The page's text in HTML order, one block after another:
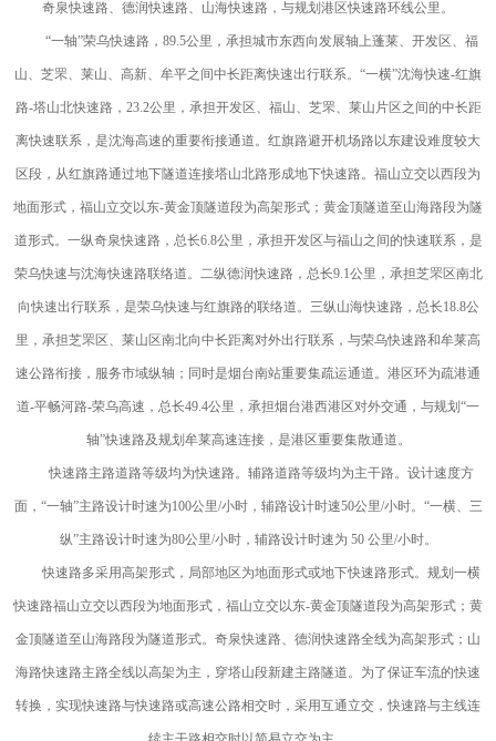
奇泉快速路、德润快速路、山海快速路，与规划港区快速路环线公里。
“一轴”荣乌快速路，89.5公里，承担城市东西向发展轴上蓬莱、开发区、福
山、芝罘、莱山、高新、牟平之间中长距离快速出行联系。“一横”沈海快速-红旗
路-塔山北快速路，23.2公里，承担开发区、福山、芝罘、莱山片区之间的中长距
离快速联系，是沈海高速的重要衔接通道。红旗路避开机场路以东建设难度较大
区段，从红旗路通过地下隧道连接塔山北路形成地下快速路。福山立交以西段为
地面形式，福山立交以东-黄金顶隧道段为高架形式；黄金顶隧道至山海路段为隧
道形式。一纵奇泉快速路，总长6.8公里，承担开发区与福山之间的快速联系，是
荣乌快速与沈海快速路联络道。二纵德润快速路，总长9.1公里，承担芝罘区南北
向快速出行联系，是荣乌快速与红旗路的联络道。三纵山海快速路，总长18.8公
里，承担芝罘区、莱山区南北向中长距离对外出行联系，与荣乌快速路和牟莱高
速公路衔接，服务市域纵轴；同时是烟台南站重要集疏运通道。港区环为疏港通
道-平畅河路-荣乌高速，总长49.4公里，承担烟台港西港区对外交通，与规划“一
轴”快速路及规划牟莱高速连接，是港区重要集散通道。
快速路主路道路等级均为快速路。辅路道路等级均为主干路。设计速度方
面，“一轴”主路设计时速为100公里/小时，辅路设计时速50公里/小时。“一横、三
纵”主路设计时速为80公里/小时，辅路设计时速为 50 公里/小时。
快速路多采用高架形式，局部地区为地面形式或地下快速路形式。规划一横
快速路福山立交以西段为地面形式，福山立交以东-黄金顶隧道段为高架形式；黄
金顶隧道至山海路段为隧道形式。奇泉快速路、德润快速路全线为高架形式；山
海路快速路主路全线以高架为主，穿塔山段新建主路隧道。为了保证车流的快速
转换，实现快速路与快速路或高速公路相交时，采用互通立交，快速路与主线连